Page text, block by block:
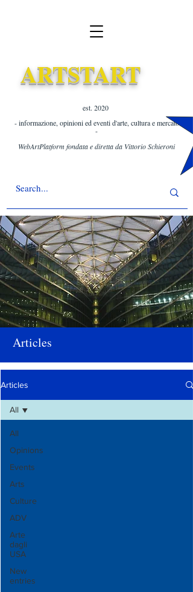
ARTSTART
est. 2020 ​
- informazione, opinioni ed eventi d'arte, cultura e mercato
-
WebArtPlatform fondata e diretta da Vittorio Schieroni
Articles
Articles
All
Opinions
Events
Arts
Culture
ADV
Arte
dagli
USA
New
entries
All